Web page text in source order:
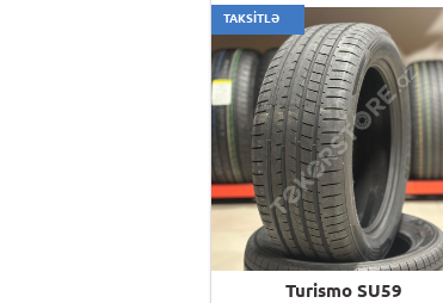
TAKSİTLƏ
Turismo SU59